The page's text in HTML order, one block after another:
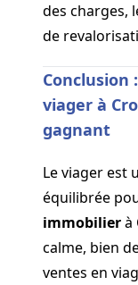
des charges,
de
Conclusion
viager à
gagnant
Le viager est
équilibrée
immobilierà
calme, bien
ventes en